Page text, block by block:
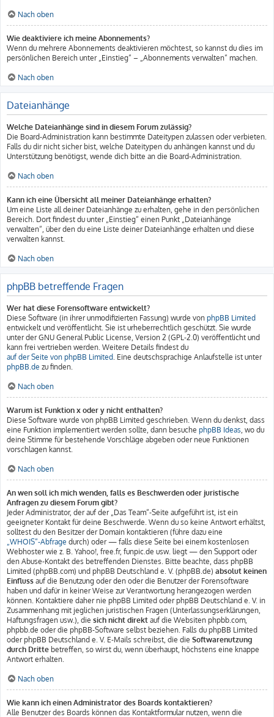
Nach oben
Wie deaktiviere ich meine Abonnements?
Wenn du mehrere Abonnements deaktivieren möchtest, so kannst du dies im
persönlichen Bereich unter „Einstieg“ – „Abonnements verwalten“ machen.
Nach oben
Dateianhänge
Welche Dateianhänge sind in diesem Forum zulässig?
Die Board-Administration kann bestimmte Dateitypen zulassen oder verbieten.
Falls du dir nicht sicher bist, welche Dateitypen du anhängen kannst und du
Unterstützung benötigst, wende dich bitte an die Board-Administration.
Nach oben
Kann ich eine Übersicht all meiner Dateianhänge erhalten?
Um eine Liste all deiner Dateianhänge zu erhalten, gehe in den persönlichen
Bereich. Dort findest du unter „Einstieg“ einen Punkt „Dateianhänge
verwalten“, über den du eine Liste deiner Dateianhänge erhalten und diese
verwalten kannst.
Nach oben
phpBB betreffende Fragen
Wer hat diese Forensoftware entwickelt?
Diese Software (in ihrer unmodifizierten Fassung) wurde von phpBB Limited
entwickelt und veröffentlicht. Sie ist urheberrechtlich geschützt. Sie wurde
unter der GNU General Public License, Version 2 (GPL-2.0) veröffentlicht und
kann frei vertrieben werden. Weitere Details findest du
auf der Seite von phpBB Limited. Eine deutschsprachige Anlaufstelle ist unter
phpBB.de zu finden.
Nach oben
Warum ist Funktion x oder y nicht enthalten?
Diese Software wurde von phpBB Limited geschrieben. Wenn du denkst, dass
eine Funktion implementiert werden sollte, dann besuche phpBB Ideas, wo du
deine Stimme für bestehende Vorschläge abgeben oder neue Funktionen
vorschlagen kannst.
Nach oben
An wen soll ich mich wenden, falls es Beschwerden oder juristische
Anfragen zu diesem Forum gibt?
Jeder Administrator, der auf der „Das Team“-Seite aufgeführt ist, ist ein
geeigneter Kontakt für deine Beschwerde. Wenn du so keine Antwort erhältst,
solltest du den Besitzer der Domain kontaktieren (führe dazu eine
„WHOIS“-Abfrage durch) oder — falls diese Seite bei einem kostenlosen
Webhoster wie z. B. Yahoo!, free.fr, funpic.de usw. liegt — den Support oder
den Abuse-Kontakt des betreffenden Dienstes. Bitte beachte, dass phpBB
Limited (phpBB.com) und phpBB Deutschland e. V. (phpBB.de) absolut keinen
Einfluss auf die Benutzung oder den oder die Benutzer der Forensoftware
haben und dafür in keiner Weise zur Verantwortung herangezogen werden
können. Kontaktiere daher nie phpBB Limited oder phpBB Deutschland e. V. in
Zusammenhang mit jeglichen juristischen Fragen (Unterlassungserklärungen,
Haftungsfragen usw.), die sich nicht direkt auf die Websiten phpbb.com,
phpbb.de oder die phpBB-Software selbst beziehen. Falls du phpBB Limited
oder phpBB Deutschland e. V. E-Mails schreibst, die die Softwarenutzung
durch Dritte betreffen, so wirst du, wenn überhaupt, höchstens eine knappe
Antwort erhalten.
Nach oben
Wie kann ich einen Administrator des Boards kontaktieren?
Alle Benutzer des Boards können das Kontaktformular nutzen, wenn die